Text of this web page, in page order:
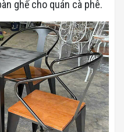
ghế cho quán cà phê.